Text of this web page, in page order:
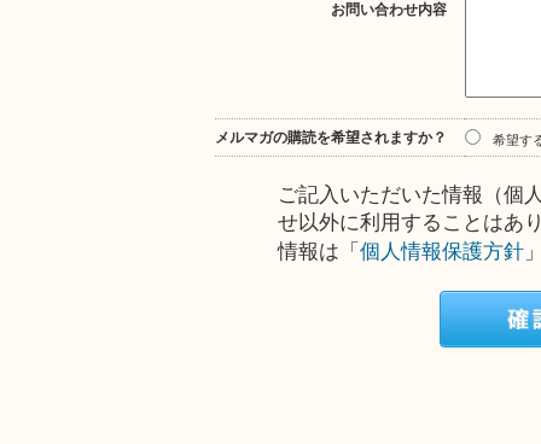
お問い合わせ内容
メルマガの購読を希望されますか？ 希望す
ご記入いただいた情報（個
せ以外に利用することはあ
情報は「 個人情報保護方針